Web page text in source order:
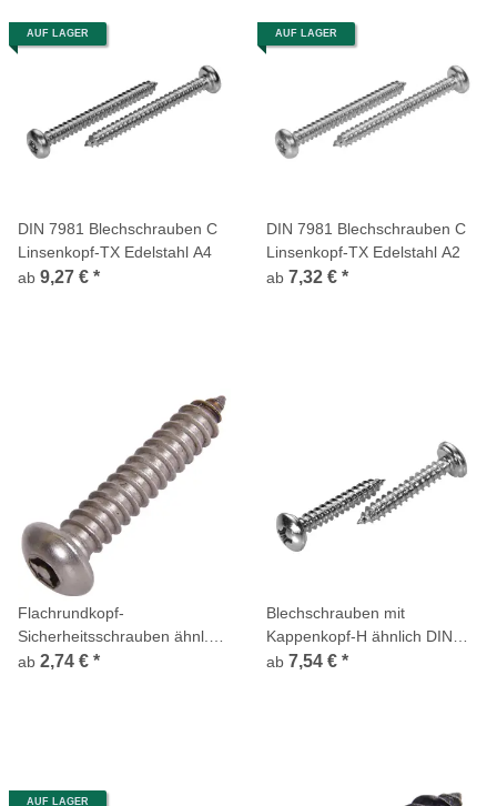
AUF LAGER
DIN 7981 Blechschrauben C
Linsenkopf-TX Edelstahl A4
ab 9,27 € *
AUF LAGER
DIN 7981 Blechschrauben C
Linsenkopf-TX Edelstahl A2
ab 7,32 € *
Flachrundkopf-
Sicherheitsschrauben ähnl.
DIN 7981 TX + Pin Edelstahl
ab 2,74 € *
Blechschrauben mit
Kappenkopf-H ähnlich DIN
7981 C Edelstahl A2
ab 7,54 € *
AUF LAGER